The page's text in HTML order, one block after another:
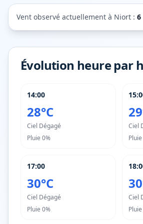
Vent observé actuellement à Niort : 6
Évolution heure par
14:00
28°C
Ciel Dégagé
Pluie 0%
Ciel
17:00
30°C
Ciel Dégagé
Pluie 0%
Ciel